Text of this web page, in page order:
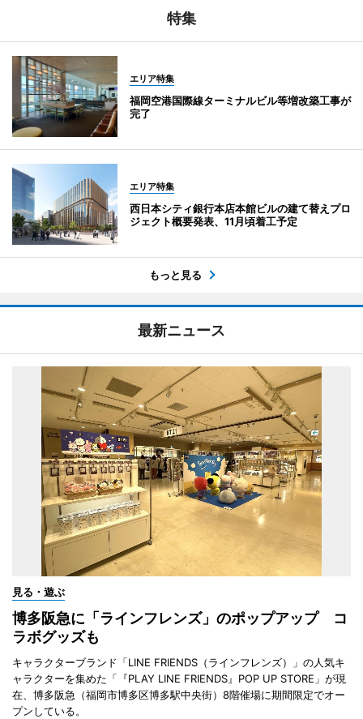
特集
エリア特集
福岡空港国際線ターミナルビル等増改築工事が
完了
エリア特集
西日本シティ銀行本店本館ビルの建て替えプロ
ジェクト概要発表、11月頃着工予定
もっと見る
最新ニュース
見る・遊ぶ
博多阪急に「ラインフレンズ」のポップアップ コ
ラボグッズも
キャラクターブランド「LINE FRIENDS（ラインフレンズ）」の人気キ
ャラクターを集めた「『PLAY LINE FRIENDS』POP UP STORE」が現
在、博多阪急（福岡市博多区博多駅中央街）8階催場に期間限定でオー
プンしている。